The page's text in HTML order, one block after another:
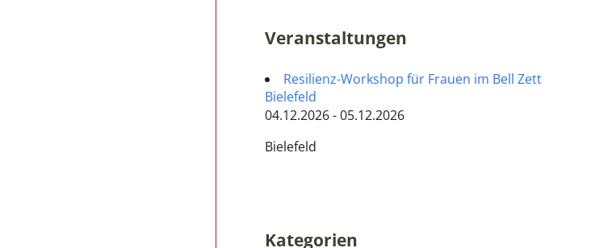
Veranstaltungen
Resilienz-Workshop für Frauen im Bell Zett
Bielefeld
04.12.2026 - 05.12.2026
Bielefeld
Kategorien